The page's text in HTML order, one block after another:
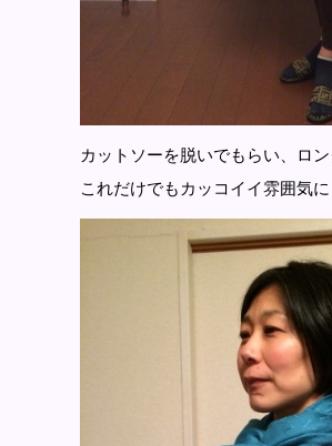
カットソーを脱いでもらい、ロ
これだけでもカッコイイ雰囲気に